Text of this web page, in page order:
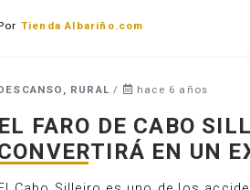
Tienda Albariño.com
RURAL/ hace 6 años
FARO DE CABO
EN UN